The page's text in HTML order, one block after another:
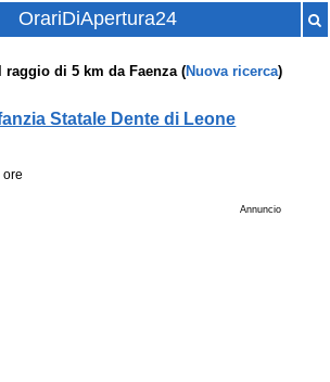
OrariDiApertura24
raggio di 5 km da Faenza (Nuova ricerca)
Statale Dente di Leone
ore
Annuncio